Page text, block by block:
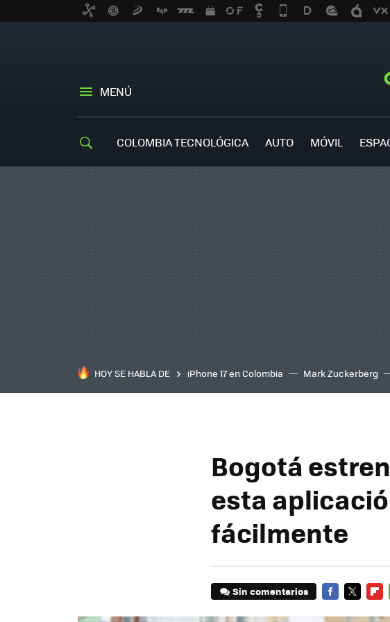
MENÚ
COLOMBIA TECNOLÓGICA AUTO MÓVIL
HOY SE HABLA DE iPhone 17 en Colombia Mark Zuckerberg
inteligente
IA TCL C8K
Bogotá
esta
fácilmente
Sin comentarios